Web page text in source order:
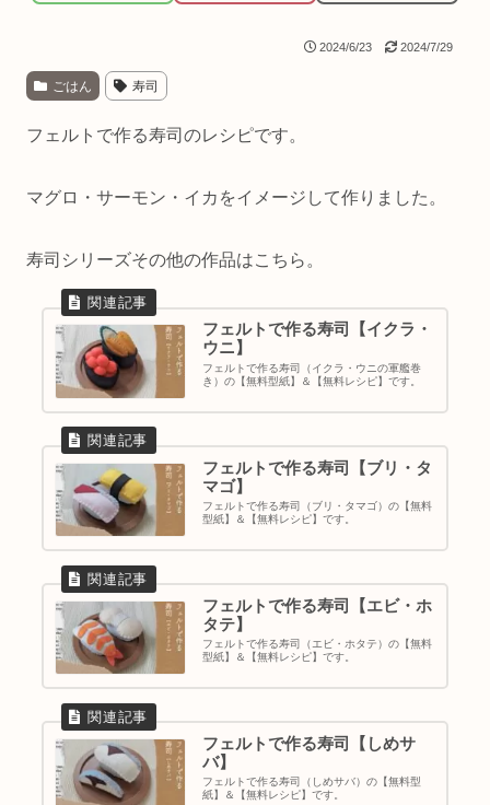
2024/6/23 2024/7/29
ごはん 寿司
フェルトで作る寿司のレシピです。
マグロ・サーモン・イカをイメージして作りました。
寿司シリーズその他の作品はこちら。
フェルトで作る寿司【イクラ・
ウニ】
フェルトで作る寿司（イクラ・ウニの軍艦巻
き）の【無料型紙】＆【無料レシピ】です。
フェルトで作る寿司【ブリ・タ
マゴ】
フェルトで作る寿司（ブリ・タマゴ）の【無料
型紙】＆【無料レシピ】です。
フェルトで作る寿司【エビ・ホ
タテ】
フェルトで作る寿司（エビ・ホタテ）の【無料
型紙】＆【無料レシピ】です。
フェルトで作る寿司【しめサ
バ】
フェルトで作る寿司（しめサバ）の【無料型
紙】＆【無料レシピ】です。